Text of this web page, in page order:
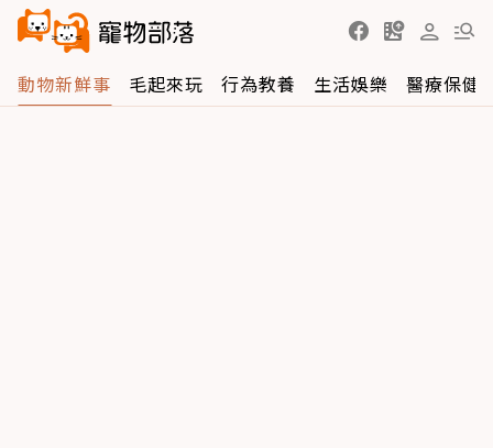
動物新鮮事 毛起來玩 行為教養 生活娛樂 醫療保健